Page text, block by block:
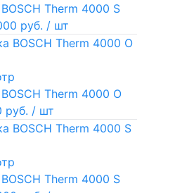
Therm 4000 S
руб. / шт
Therm 4000 O
руб. / шт
Therm 4000 S